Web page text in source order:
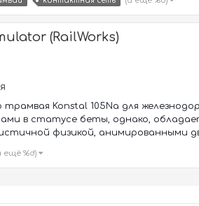
(RailWorks)
трамвая Konstal 105Na для
в статусе беты, однако,
физикой, анимированными
ещё %d)